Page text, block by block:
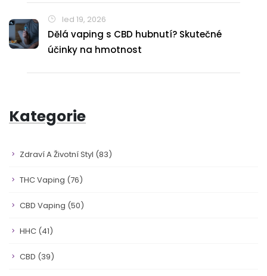
led 19, 2026
Dělá vaping s CBD hubnutí? Skutečné
účinky na hmotnost
Kategorie
Zdraví A Životní Styl (83)
THC Vaping (76)
CBD Vaping (50)
HHC (41)
CBD (39)